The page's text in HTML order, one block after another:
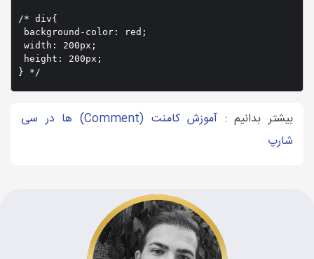
/* div{
background-color: red;
width: 200px;
height: 200px;
} */
بیشتر بدانیم :
آموزش کامنت (Comment) ها در سی
شارپ